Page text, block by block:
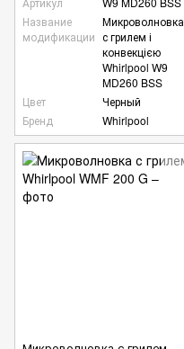
Название
модификации
Микроволновка
с грилем і
конвекцією
Whirlpool W9
MD260 BSS
Цвет
Черный
Бренд
Whirlpool